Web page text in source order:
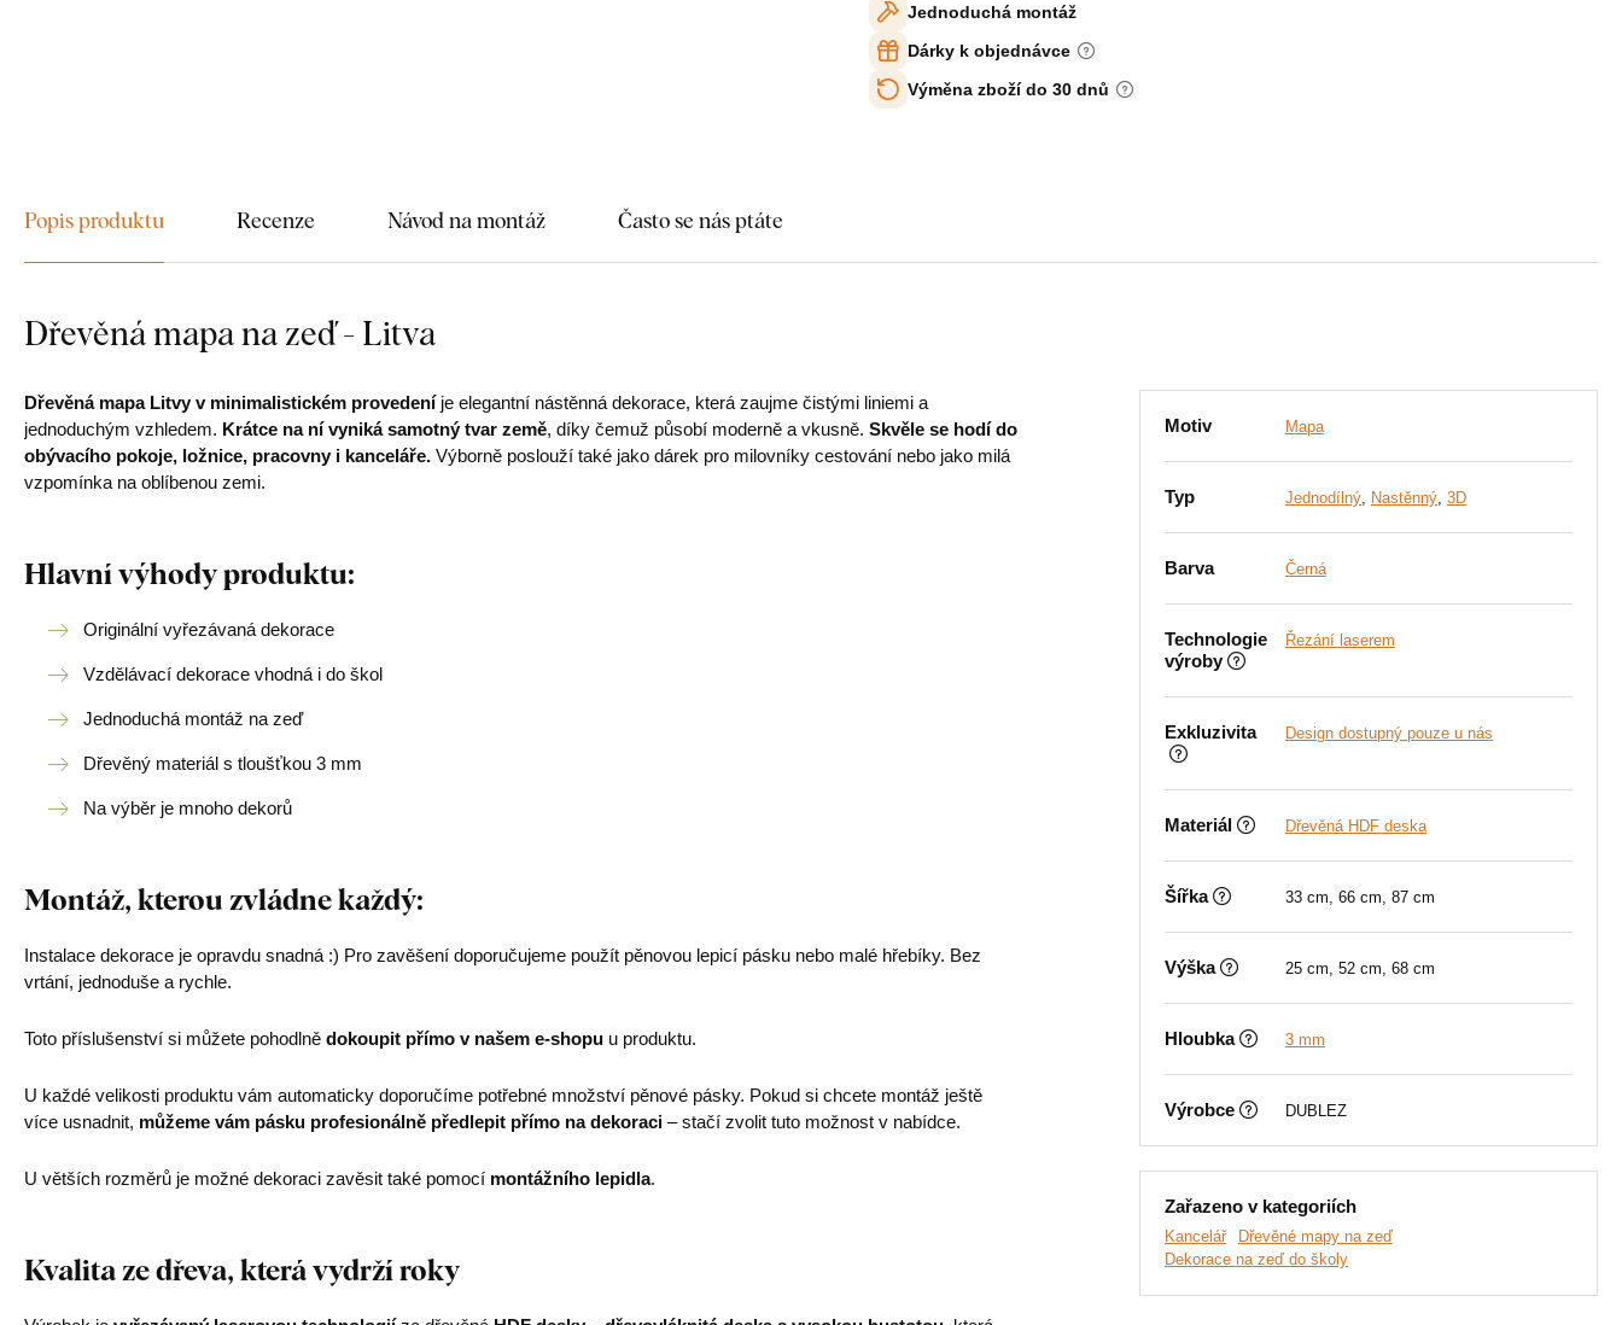
Jednoduchá montáž
Dárky k objednávce
Výměna zboží do 30 dnů
Popis produktu Recenze Návod na montáž Často se nás ptáte
Dřevěná mapa na zeď - Litva
Dřevěná mapa Litvy v minimalistickém provedeníje elegantní nástěnná dekorace, která zaujme čistými liniemi a
jednoduchým vzhledem. Krátce na ní vyniká samotný tvar země, díky čemuž působí moderně a vkusně. Skvěle se hodí do
obývacího pokoje, ložnice, pracovny i kanceláře. Výborně poslouží také jako dárek pro milovníky cestování nebo jako milá
vzpomínka na oblíbenou zemi.
Hlavní výhody produktu:
Originální vyřezávaná dekorace
Vzdělávací dekorace vhodná i do škol
Jednoduchá montáž na zeď
Dřevěný materiál s tloušťkou 3 mm
Na výběr je mnoho dekorů
Montáž, kterou zvládne každý:
Instalace dekorace je opravdu snadná :) Pro zavěšení doporučujeme použít pěnovou lepicí pásku nebo malé hřebíky. Bez
vrtání, jednoduše a rychle.
Toto příslušenství si můžete pohodlně dokoupit přímo v našem e-shopu u produktu.
U každé velikosti produktu vám automaticky doporučíme potřebné množství pěnové pásky. Pokud si chcete montáž ještě
více usnadnit, můžeme vám pásku profesionálně předlepit přímo na dekoraci – stačí zvolit tuto možnost v nabídce.
U větších rozměrů je možné dekoraci zavěsit také pomocí montážního lepidla.
Kvalita ze dřeva, která vydrží roky
Motiv Mapa
Typ Jednodílný, Nastěnný, 3D
Barva Černá
Technologie
výroby
Řezání laserem
Exkluzivita Design dostupný pouze u nás
Materiál Dřevěná HDF deska
Šířka 33 cm, 66 cm, 87 cm
Výška 25 cm, 52 cm, 68 cm
Hloubka 3 mm
Výrobce DUBLEZ
Zařazeno v kategoriích
Kancelář
Dřevěné mapy na zeď
Dekorace na zeď do školy